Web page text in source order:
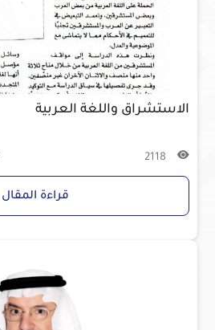
الاستشراق واللغة العربية
2118
قراءة المقال